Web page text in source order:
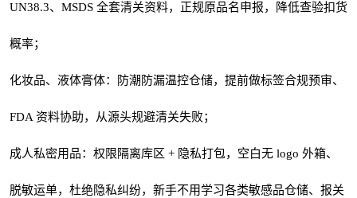
UN38.3、MSDS 全套清关资料，正规原品名申报，降低查验扣货
概率；
化妆品、液体膏体：防潮防漏温控仓储，提前做标签合规预审、
FDA 资料协助，从源头规避清关失败；
成人私密用品：权限隔离库区 + 隐私打包，空白无 logo 外箱、
脱敏运单，杜绝隐私纠纷，新手不用学习各类敏感品仓储、报关